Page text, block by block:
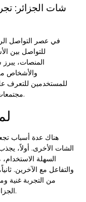
شات الجزائر:
في عصر التواصل
للتواصل بين
المنصات،
والأشخاص
للمستخدمين للتعرف
مجتمعات مختلفة، مما يجعل منه مكاناً مميزاً للتفاعل.
هناك عدة أسباب
الشات الأخرى. أولاً،
السهلة
والتفاعل مع الآخرين.
من التجربة غنية
الجزائرية، وكذلك المغتربين، التواصل وتبادل الآراء.